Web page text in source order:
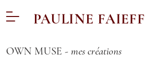
PAULINE FAIEFF
OWN MUSE -mes créations